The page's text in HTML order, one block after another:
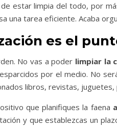
de estar limpia del todo, por
una tarea eficiente. Acaba
es el
No vas a poder limpiar la
por el medio. No
libros, revistas,
que planifiques la faena
y que establezcas un